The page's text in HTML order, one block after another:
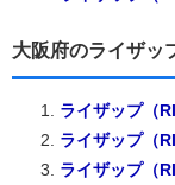
大阪府のライザッ
ライザップ（
ライザップ（
ライザップ（